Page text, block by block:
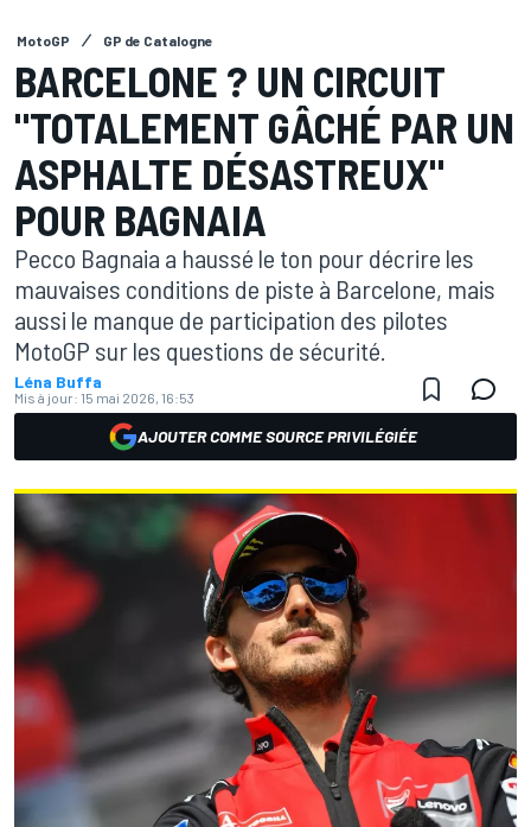
MotoGP GP de Catalogne
BARCELONE ? UN CIRCUIT
"TOTALEMENT GÂCHÉ PAR UN
ASPHALTE DÉSASTREUX"
POUR BAGNAIA
Pecco Bagnaia a haussé le ton pour décrire les
mauvaises conditions de piste à Barcelone, mais
aussi le manque de participation des pilotes
MotoGP sur les questions de sécurité.
Léna Buffa
Mis à jour: 15 mai 2026, 16:53
AJOUTER COMME SOURCE PRIVILÉGIÉE